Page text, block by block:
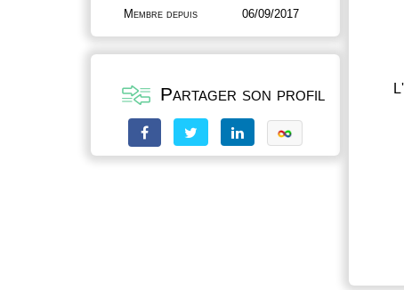
Membre depuis 06/09/2017
Partager son profil